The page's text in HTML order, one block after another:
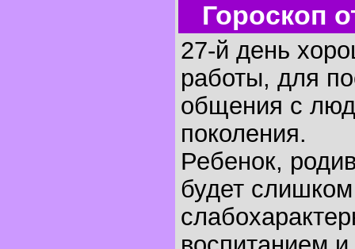
Гороскоп
27-й день
работы, для
общения с
поколения.
Ребенок,
будет